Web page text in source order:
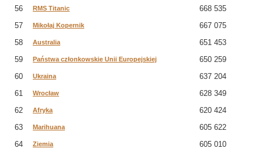
56
RMS Titanic
668 535
57
Mikołaj Kopernik
667 075
58
Australia
651 453
59
Państwa członkowskie Unii Europejskiej
650 259
60
Ukraina
637 204
61
Wrocław
628 349
62
Afryka
620 424
63
Marihuana
605 622
64
Ziemia
605 010